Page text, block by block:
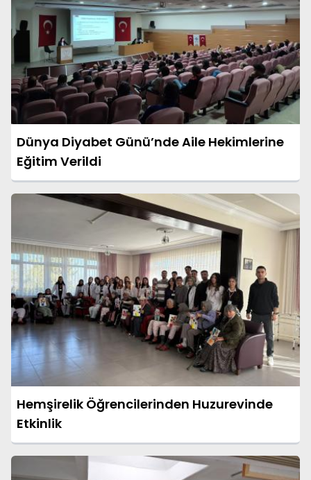
Dünya Diyabet Günü’nde Aile Hekimlerine
Eğitim Verildi
Hemşirelik Öğrencilerinden Huzurevinde
Etkinlik